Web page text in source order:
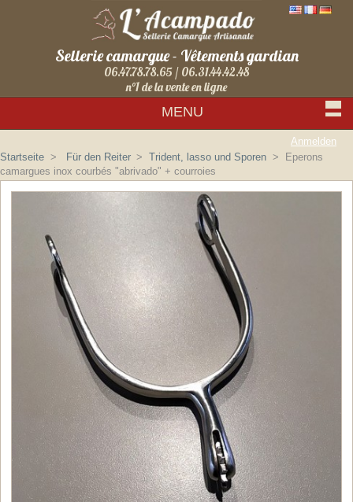
Sellerie camargue - Vêtements gardian
06.47.78.78.65 / 06.31.44.42.48
n°1 de la vente en ligne
MENU
Anmelden
Startseite > Für den Reiter > Trident, lasso und Sporen >
Eperons
camargues inox courbés "abrivado" + courroies